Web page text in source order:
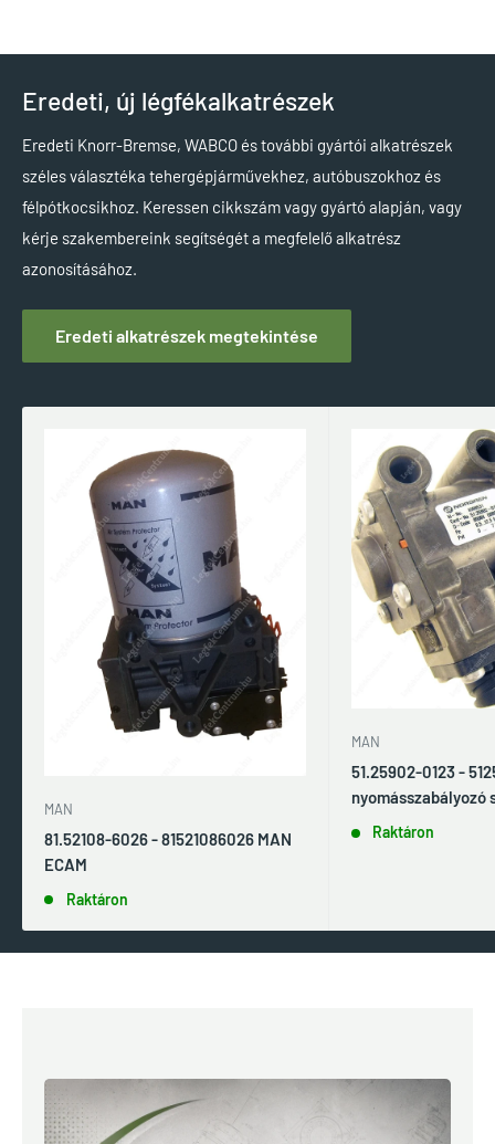
Eredeti, új légfékalkatrészek
Eredeti Knorr-Bremse, WABCO és további gyártói alkatrészek
széles választéka tehergépjárművekhez, autóbuszokhoz és
félpótkocsikhoz. Keressen cikkszám vagy gyártó alapján, vagy
kérje szakembereink segítségét a megfelelő alkatrész
azonosításához.
Eredeti alkatrészek megtekintése
MAN
81.52108-6026 - 81521086026 MAN
ECAM
Raktáron
MAN
51.25902-0123 -
nyomásszabályozó
Raktáron